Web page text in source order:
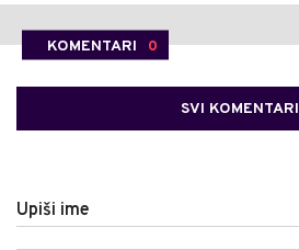
KOMENTARI 0
SVI KOMENTARI
Upiši ime